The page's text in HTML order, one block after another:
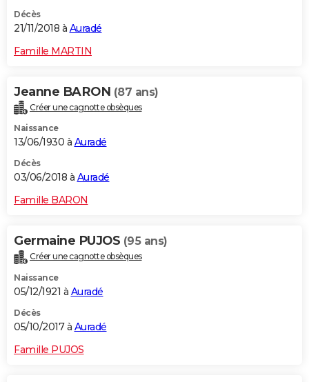
Décès
21/11/2018 à Auradé
Famille MARTIN
Jeanne BARON (87 ans)
Créer une cagnotte obsèques
Naissance
13/06/1930 à Auradé
Décès
03/06/2018 à Auradé
Famille BARON
Germaine PUJOS (95 ans)
Créer une cagnotte obsèques
Naissance
05/12/1921 à Auradé
Décès
05/10/2017 à Auradé
Famille PUJOS